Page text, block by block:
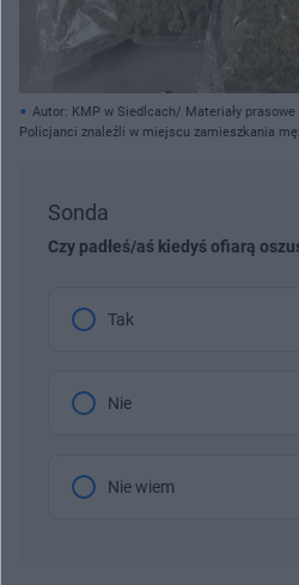
Autor: KMP w Siedlcach/ Materiały prasowe
Policjanci znaleźli w miejscu zamieszkania
Sonda
Czy padłeś/aś kiedyś ofiarą
Tak
Nie
Nie wiem